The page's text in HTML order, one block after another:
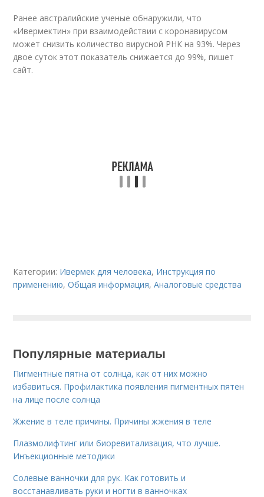
Ранее австралийские ученые обнаружили, что
«Ивермектин» при взаимодействии с коронавирусом
может снизить количество вирусной РНК на 93%. Через
двое суток этот показатель снижается до 99%, пишет
сайт.
Категории: Ивермек для человека, Инструкция по
применению,Общая информация,Аналоговые средства
Популярные материалы
Пигментные пятна от солнца, как от них можно
избавиться. Профилактика появления пигментных пятен
на лице после солнца
Жжение в теле причины. Причины жжения в теле
Плазмолифтинг или биоревитализация, что лучше.
Инъекционные методики
Солевые ванночки для рук. Как готовить и
восстанавливать руки и ногти в ванночках